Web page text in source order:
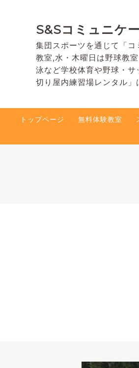
S&Sコミュニケ
集団スポーツを通じて「
教室,水・木曜日は野球教
泳など学校体育や野球・
切り屋内練習場レンタル」
トップページ 無料体験教室